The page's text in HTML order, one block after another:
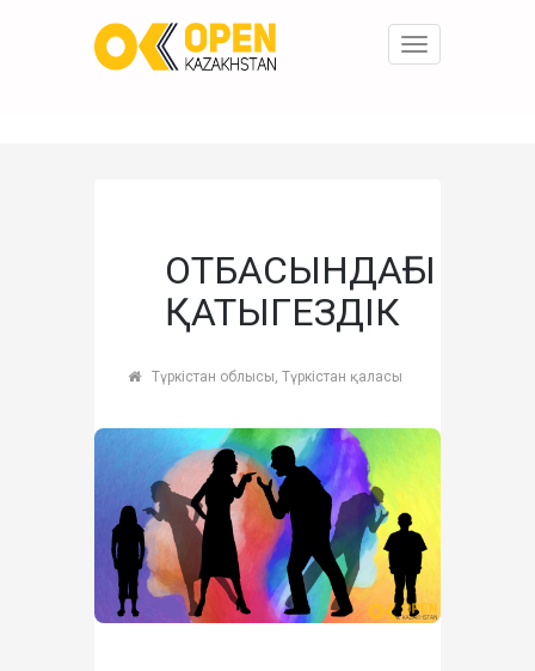
Toggle
ОТБАСЫНДАҒЫ
ҚАТЫГЕЗДІК
Түркістан облысы, Түркістан қаласы